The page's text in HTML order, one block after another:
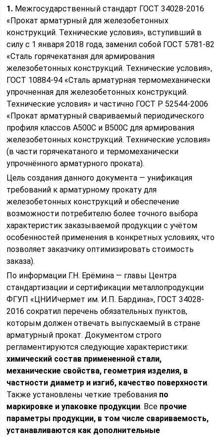
1. Межгосударственный стандарт ГОСТ 34028-2016
«Прокат арматурный для железобетонных
конструкций. Технические условия», вступивший в
силу с 1 января 2018 года, заменил собой ГОСТ 5781-82
«Сталь горячекатаная для армирования
железобетонных конструкций. Технические условия»,
ГОСТ 10884-94 «Сталь арматурная термомеханически
упрочненная для железобетонных конструкций.
Технические условия» и частично ГОСТ Р 52544-2006
«Прокат арматурный свариваемый периодического
профиля классов А500С и В500С для армирования
железобетонных конструкций. Технические условия»
(в части горячекатаного и термомеханически
упрочнённого арматурного проката).
Цель создания данного документа — унификация
требований к арматурному прокату для
железобетонных конструкций и обеспечение
возможности потребителю более точного выбора
характеристик заказываемой продукции с учётом
особенностей применения в конкретных условиях, что
позволяет заказчику оптимизировать стоимость
заказа).
По информации Г.Н. Ерёмина — главы Центра
стандартизации и сертификации металлопродукции
ФГУП «ЦНИИчермет им. И.П. Бардина», ГОСТ 34028-
2016 сократил перечень обязательных пунктов,
которым должен отвечать выпускаемый в стране
арматурный прокат. Документом строго
регламентируются следующие характеристики:
химический состав примененной стали,
механические свойства, геометрия изделия, в
частности диаметр и изгиб, качество поверхности.
Также установлены четкие требования по
маркировке и упаковке продукции. Все прочие
параметры продукции, в том числе свариваемость,
устанавливаются как дополнительные